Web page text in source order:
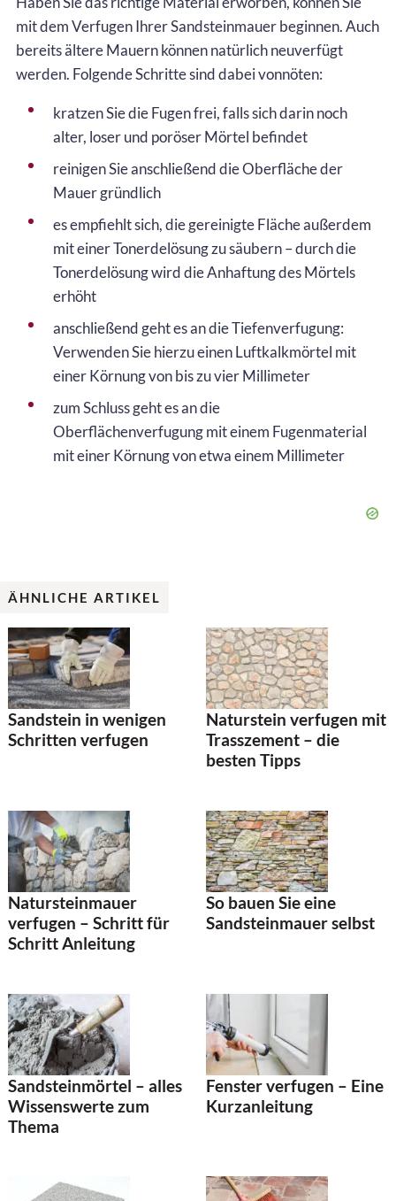
mit dem Verfugen Ihrer Sandsteinmauer beginnen. Auch
bereits ältere Mauern können natürlich neuverfügt
werden. Folgende Schritte sind dabei vonnöten:
kratzen Sie die Fugen frei, falls sich darin noch
alter, loser und poröser Mörtel befindet
reinigen Sie anschließend die Oberfläche der
Mauer gründlich
es empfiehlt sich, die gereinigte Fläche außerdem
mit einer Tonerdelösung zu säubern – durch die
Tonerdelösung wird die Anhaftung des Mörtels
erhöht
anschließend geht es an die Tiefenverfugung:
Verwenden Sie hierzu einen Luftkalkmörtel mit
einer Körnung von bis zu vier Millimeter
zum Schluss geht es an die
Oberflächenverfugung mit einem Fugenmaterial
mit einer Körnung von etwa einem Millimeter
ÄHNLICHE ARTIKEL
Sandstein in wenigen
Schritten verfugen
Naturstein verfugen mit
Trasszement – die
besten Tipps
Natursteinmauer
verfugen – Schritt für
Schritt Anleitung
So bauen Sie eine
Sandsteinmauer selbst
Sandsteinmörtel – alles
Wissenswerte zum
Thema
Fenster verfugen – Eine
Kurzanleitung